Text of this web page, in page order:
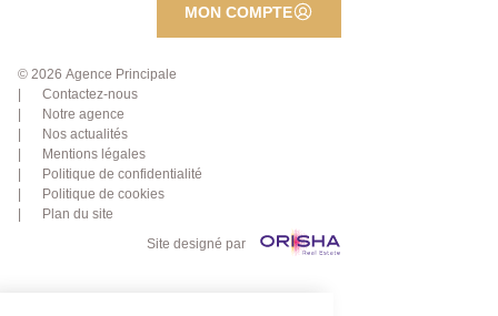
MON COMPTE
© 2026 Agence Principale
Contactez-nous
Notre agence
Nos actualités
Mentions légales
Politique de confidentialité
Politique de cookies
Plan du site
Site designé par